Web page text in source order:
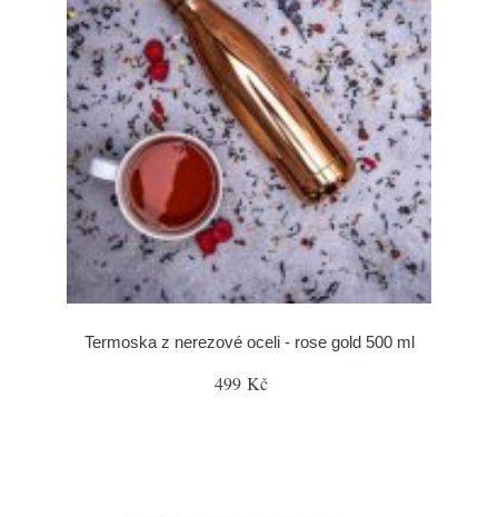
Termoska z nerezové oceli - rose gold 500 ml
499 Kč